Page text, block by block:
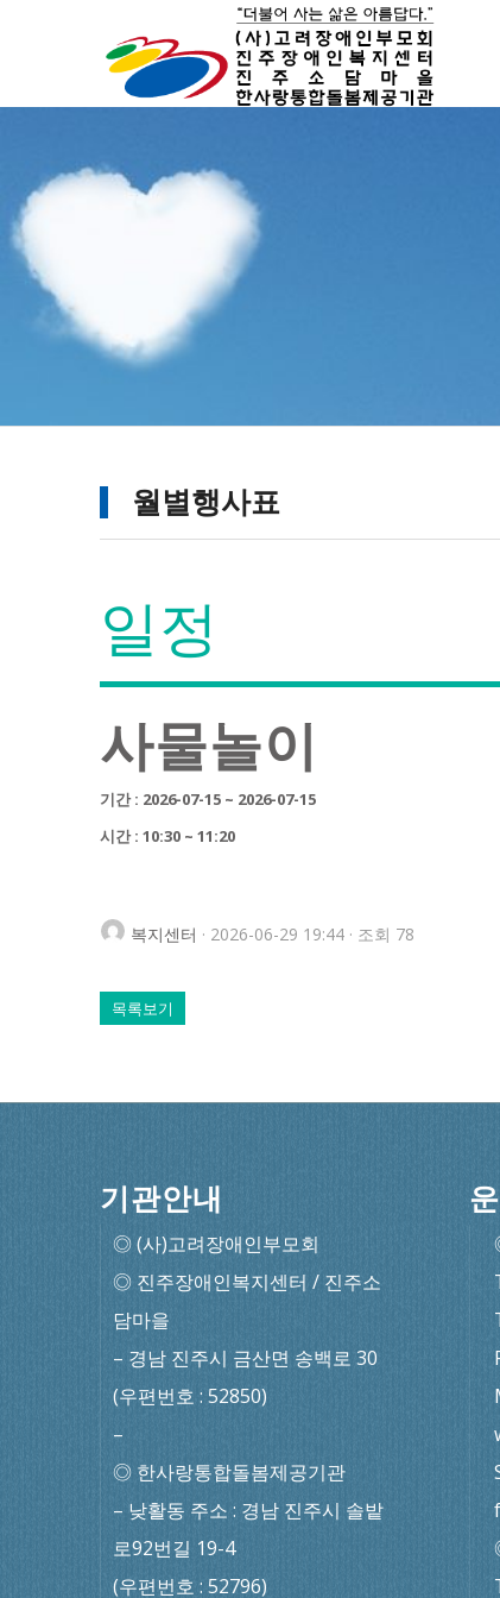
월별행사표
일정
사물놀이
기간 : 2026-07-15 ~ 2026-07-15
시간 : 10:30 ~ 11:20
복지센터 · 2026-06-29 19:44 · 조회 78
목록보기
기관안내
◎ (사)고려장애인부모회
◎ 진주장애인복지센터 / 진주소
담마을
– 경남 진주시 금산면 송백로 30
(우편번호 : 52850)
–
◎ 한사랑통합돌봄제공기관
– 낮활동 주소 : 경남 진주시 솔밭
로92번길 19-4
(우편번호 : 52796)